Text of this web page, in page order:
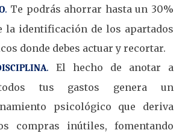
. Te podrás ahorrar hasta un 30%
la identificación de los apartados
donde debes actuar y recortar.
. El hecho de anotar a
tus gastos genera un
psicológico que deriva
compras inútiles, fomentando